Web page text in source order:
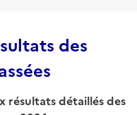
des
résultats détaillés des